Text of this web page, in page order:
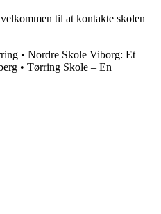
til at kontakte skolen
• Nordre Skole Viborg: Et
• Tørring Skole – En